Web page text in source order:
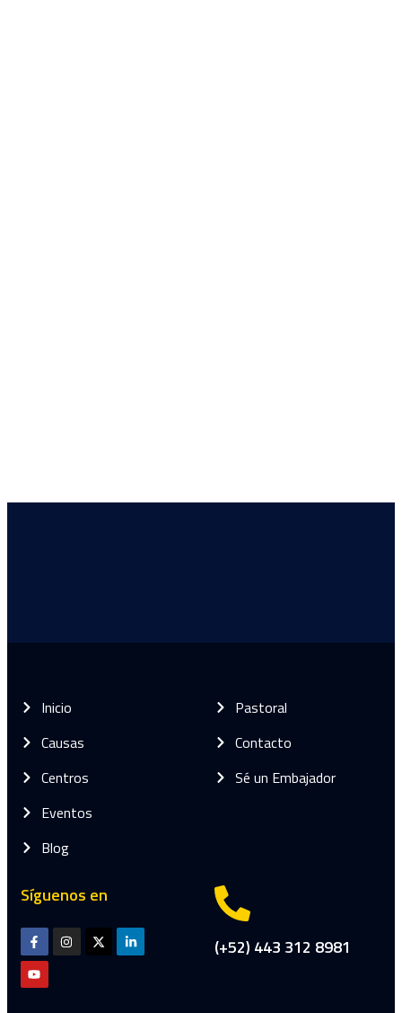
Inicio
Causas
Centros
Eventos
Blog
Pastoral
Contacto
Sé un Embajador
Síguenos en
(+52) 443 312 8981